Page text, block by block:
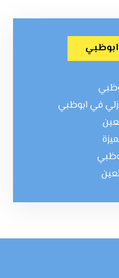
في ابوظبي